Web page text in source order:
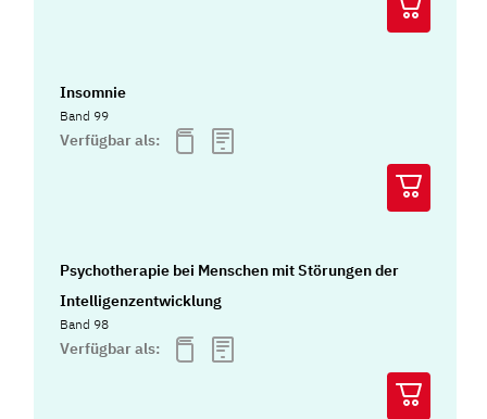
Insomnie
Band 99
Verfügbar als:
Psychotherapie bei Menschen mit Störungen der
Intelligenzentwicklung
Band 98
Verfügbar als: